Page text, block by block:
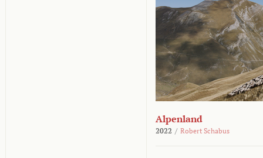
Alpenland
2022 / Robert Schabus